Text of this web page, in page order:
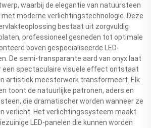
waarbij de elegantie van natuursteen
moderne verlichtingstechnologie. Deze
bestaat uit zorgvuldig
professioneel gesneden tot optimale
boven gespecialiseerde LED-
De semi-transparante aard van onyx laat
een spectaculaire visuele effect ontstaat
artistiek meesterwerk transformeert. Elk
toont de natuurlijke patronen, aders en
die dramatischer worden wanneer ze
verlicht. Het verlichtingssysteem maakt
LED-panelen die kunnen worden